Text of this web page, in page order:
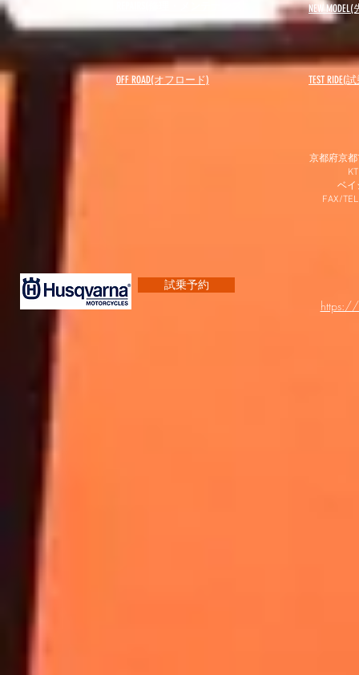
NEW MODEL(
OFF ROAD(オフロード) ​TEST RIDE(
京都府京
ベイ
FAX/
試乗予約
https://